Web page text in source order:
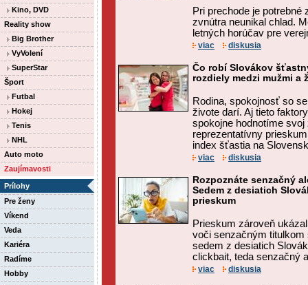
Kino, DVD
Reality show
Big Brother
VyVolení
SuperStar
Šport
Futbal
Hokej
Tenis
NHL
Auto moto
Zaujímavosti
Prílohy
Pre ženy
Víkend
Veda
Kariéra
Radíme
Hobby
Pri prechode je
zvnútra neunikal chlad.
letných horúčav pre
viac diskusia
Čo robí Slovákov
rozdiely medzi mužmi a
Rodina, spokojnosť so
živote darí. Aj tieto
spokojne hodnotíme
reprezentatívny
index šťastia na
viac diskusia
Rozpoznáte senzačný
Sedem z desiatich
prieskum
Prieskum zároveň
voči senzačným titulkom
sedem z desiatich
clickbait, teda senzačný
viac diskusia